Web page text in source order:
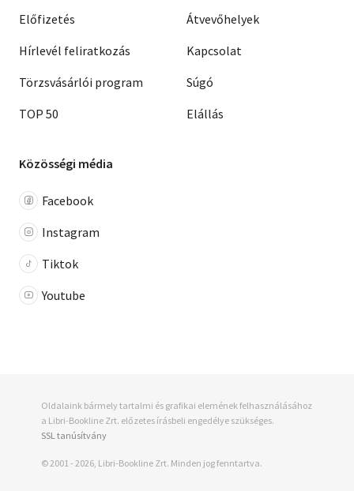
Előfizetés
Hírlevél feliratkozás
Törzsvásárlói program
TOP 50
Átvevőhelyek
Kapcsolat
Súgó
Elállás
Közösségi média
Facebook
Instagram
Tiktok
Youtube
Oldalaink bármely tartalmi és grafikai elemének felhasználásához
a Libri-Bookline Zrt. előzetes írásbeli engedélye szükséges.
SSL tanúsítvány
© 2001 - 2026, Libri-Bookline Zrt. Minden jog fenntartva.